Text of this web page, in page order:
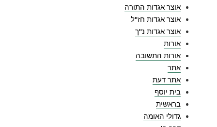
אוצר אגדות התורה
אוצר אגדות חז"ל
אוצר אגדות נ"ך
אורות
אורות התשובה
אתר
אתר דעת
בית יוסף
בראשית
גדולי האומה